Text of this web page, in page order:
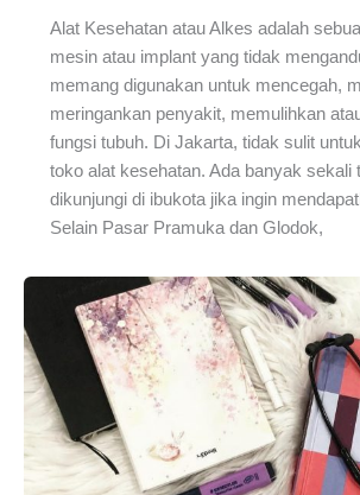
Alat Kesehatan atau Alkes adalah
mesin atau implant yang tidak
memang digunakan untuk mencegah,
meringankan penyakit, memulihkan
fungsi tubuh. Di Jakarta, tidak sulit
toko alat kesehatan. Ada banyak sekali
dikunjungi di ibukota jika ingin
Selain Pasar Pramuka dan Glodok,